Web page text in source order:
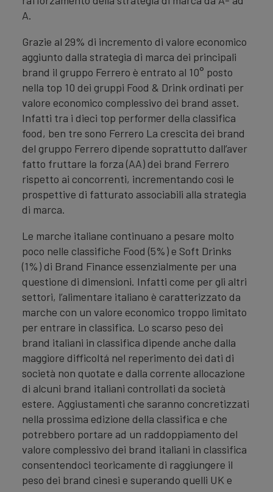
A.
Grazie al 29% di incremento di valore economico
aggiunto dalla strategia di marca dei principali
brand il gruppo Ferrero è entrato al 10° posto
nella top 10 dei gruppi Food & Drink ordinati per
valore economico complessivo dei brand asset.
Infatti tra i dieci top performer della classifica
food, ben tre sono Ferrero La crescita dei brand
del gruppo Ferrero dipende soprattutto dall’aver
fatto fruttare la forza (AA) dei brand Ferrero
rispetto ai concorrenti, incrementando così le
prospettive di fatturato associabili alla strategia
di marca.
Le marche italiane continuano a pesare molto
poco nelle classifiche Food (5%) e Soft Drinks
(1%) di Brand Finance essenzialmente per una
questione di dimensioni. Infatti come per gli altri
settori, l’alimentare italiano è caratterizzato da
marche con un valore economico troppo limitato
per entrare in classifica. Lo scarso peso dei
brand italiani in classifica dipende anche dalla
maggiore difficoltá nel reperimento dei dati di
società non quotate e dalla corrente allocazione
di alcuni brand italiani controllati da società
estere. Aggiustamenti che saranno concretizzati
nella prossima edizione della classifica e che
potrebbero portare ad un raddoppiamento del
valore complessivo dei brand italiani in classifica
consentendoci teoricamente di raggiungere il
peso dei brand cinesi e superando quelli UK e